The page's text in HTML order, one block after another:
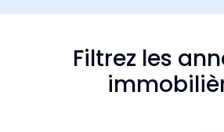
Filtrez les